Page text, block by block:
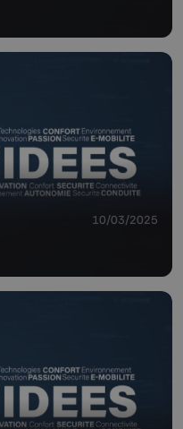
10/03/2025